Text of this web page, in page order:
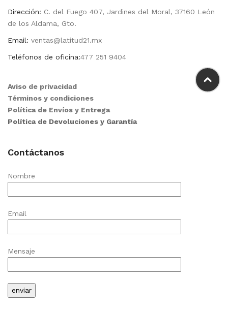
Dirección: C. del Fuego 407, Jardines del Moral, 37160 León
de los Aldama, Gto.
Email: ventas@latitud21.mx
Teléfonos de oficina:477 251 9404
Aviso de privacidad
Términos y condiciones
Política de Envíos y Entrega
Política de Devoluciones y Garantía
Contáctanos
Nombre
Email
Mensaje